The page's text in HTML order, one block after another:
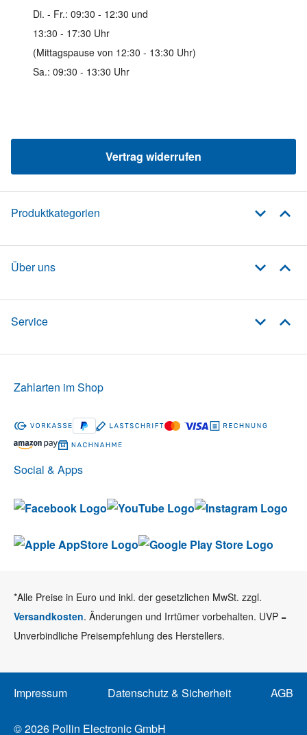
Di. - Fr.: 09:30 - 12:30 und
13:30 - 17:30 Uhr
(Mittagspause von 12:30 - 13:30 Uhr)
Sa.: 09:30 - 13:30 Uhr
Vertrag widerrufen
Produktkategorien
Über uns
Service
Social & Apps
Zahlarten im Shop
*Alle Preise in Euro und inkl. der gesetzlichen MwSt. zzgl.
Versandkosten. Änderungen und Irrtümer vorbehalten. UVP =
Unverbindliche Preisempfehlung des Herstellers.
Impressum Datenschutz & Sicherheit AGB
© 2026 Pollin Electronic GmbH